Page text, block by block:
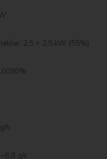
2,5 + 2,5 kW (55%)
h
g/s